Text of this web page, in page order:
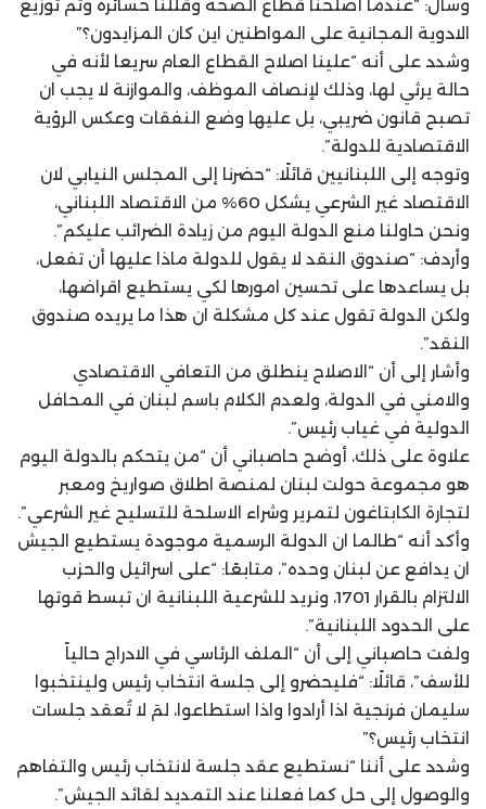
وسأل: “عندما أصلحنا قطاع الصحة وقللنا خسائره وتم توزيع
الادوية المجانية على المواطنين اين كان المزايدون؟”
وشدد على أنه “علينا اصلاح القطاع العام سريعا لأنه في
حالة يرثي لها، وذلك لإنصاف الموظف، والموازنة لا يجب ان
تصبح قانون ضريبي، بل عليها وضع النفقات وعكس الرؤية
الاقتصادية للدولة”.
وتوجه إلى اللبنانيين قائلًا: “حضرنا إلى المجلس النيابي لان
الاقتصاد غير الشرعي يشكل 60% من الاقتصاد اللبناني،
ونحن حاولنا منع الدولة اليوم من زيادة الضرائب عليكم”.
وأردف: “صندوق النقد لا يقول للدولة ماذا عليها أن تفعل،
بل يساعدها على تحسين امورها لكي يستطيع اقراضها،
ولكن الدولة تقول عند كل مشكلة ان هذا ما يريده صندوق
النقد”.
وأشار إلى أن “الاصلاح ينطلق من التعافي الاقتصادي
والامني في الدولة، ولعدم الكلام باسم لبنان في المحافل
الدولية في غياب رئيس”.
علاوة على ذلك، أوضح حاصباني أن “من يتحكم بالدولة اليوم
هو مجموعة حولت لبنان لمنصة اطلاق صواريخ ومعبر
لتجارة الكابتاغون لتمرير وشراء الاسلحة للتسليح غير الشرعي”.
وأكد أنه “طالما ان الدولة الرسمية موجودة يستطيع الجيش
ان يدافع عن لبنان وحده”، متابعًا: “على اسرائيل والحزب
الالتزام بالقرار 1701، ونريد للشرعية اللبنانية ان تبسط قوتها
على الحدود اللبنانية”.
ولفت حاصباني إلى أن “الملف الرئاسي في الادراج حالياً
للأسف”، قائلًا: “فليحضرو إلى جلسة انتخاب رئيس ولينتخبوا
سليمان فرنجية اذا أرادوا واذا استطاعوا، لمَ لا تُعقد جلسات
انتخاب رئيس؟”
وشدد على أننا “نستطيع عقد جلسة لانتخاب رئيس والتفاهم
والوصول إلى حل كما فعلنا عند التمديد لقائد الجيش”.